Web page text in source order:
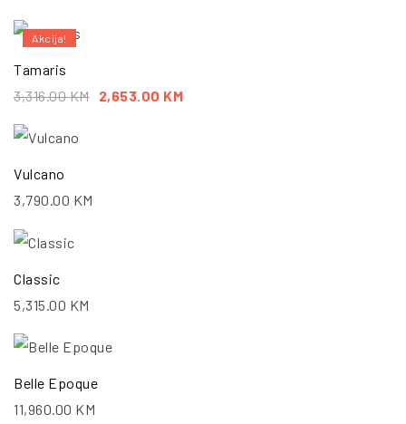
Akcija!
Tamaris
3,316.00KM 2,653.00 KM
Vulcano
3,790.00 KM
Classic
5,315.00 KM
Belle Epoque
11,960.00 KM